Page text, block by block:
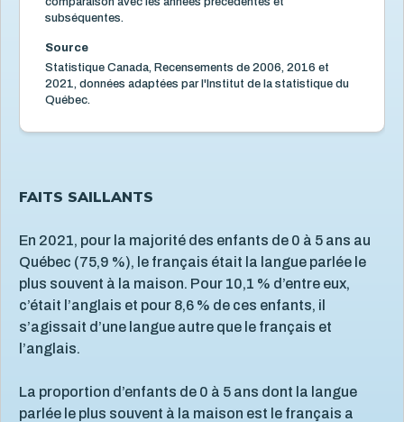
Santé physique de l'enfant
Services de santé et services sociaux
Services éducatifs à l'enfance
Situation économique
Utilisation des écrans 6
subséquentes.
Source
Statistique Canada, Recensements de 2006, 2016 et
2021, données adaptées par l'Institut de la statistique du
Québec.
FAITS SAILLANTS
En 2021, pour la majorité des enfants de 0 à 5 ans au
Québec (75,9 %), le français était la langue parlée le
plus souvent à la maison. Pour 10,1 % d’entre eux,
c’était l’anglais et pour 8,6 % de ces enfants, il
s’agissait d’une langue autre que le français et
l’anglais.
La proportion d’enfants de 0 à 5 ans dont la langue
parlée le plus souvent à la maison est le français a